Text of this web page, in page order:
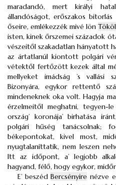
maradandó, mert királyi
állandóságot, erőszakos bitorlás
őseire, emlékezzék mivé lön
isten, kinek őrszemei századok
vészeitől szakadatlan hányatott
az ártatlanúl kiontott polgári
vétektől fertőzött kezek által
mellyeket imádság ’s vallási
Bizonyára, egykor rettentő
mindeneknek oka volt. Hagyja
érzelmeitől meghatni, tegyen-
ország’ koronája’ birhatása
polgári hűség tanácsolnak;
békepontokat, kivel most,
nyugtalaníttatik, nem leszen
Itt az időpont, a’ legjobb
hagyand, félő, hogy egykor,
E’ beszédBercsényire nézve